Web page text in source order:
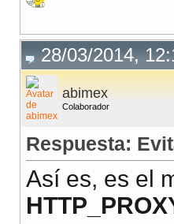
28/03/2014,
abimex
Colaborador
Respuesta:
Así es, es el